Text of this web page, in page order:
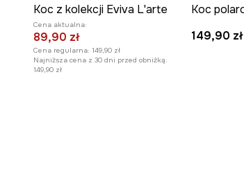
Koc z kolekcji Eviva L'arte
Cena aktualna:
89,90 zł
Cena regularna: 149,90 zł
Najniższa cena z 30 dni przed obniżką:
149,90 zł
149,90 zł